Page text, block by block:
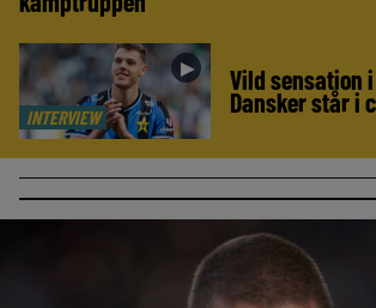
INTERVIEW
► Vild sensation
Dansker står i